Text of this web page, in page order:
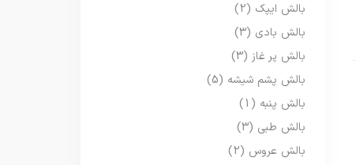
بالش ایپک (2)
بالش بادی (3)
بالش پر غاز (3)
بالش پشم شیشه (5)
بالش پنبه (1)
بالش طبی (3)
بالش عروس (2)